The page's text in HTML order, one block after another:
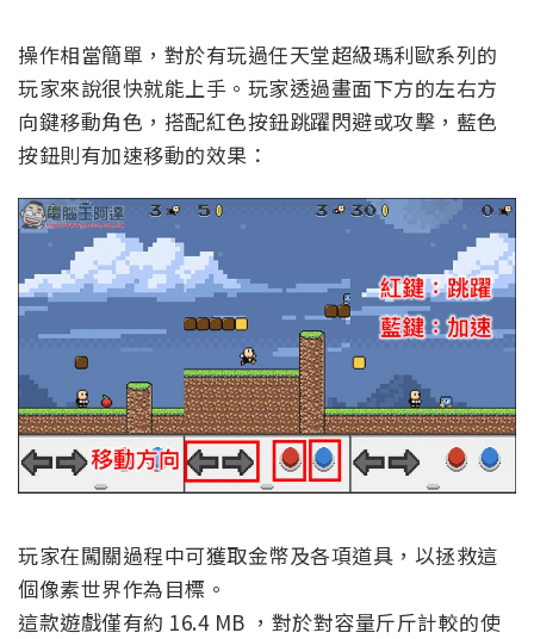
操作相當簡單，對於有玩過任天堂超級瑪利歐系列的
玩家來說很快就能上手。玩家透過畫面下方的左右方
向鍵移動角色，搭配紅色按鈕跳躍閃避或攻擊，藍色
按鈕則有加速移動的效果：
玩家在闖關過程中可獲取金幣及各項道具，以拯救這
個像素世界作為目標。
這款遊戲僅有約 16.4 MB ，對於對容量斤斤計較的使